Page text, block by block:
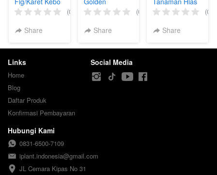
(0)
Share
(0)
Share
Gantung
(0)
Share
Links
Home
Blog
Daftar Produk
Konfirmasi Pembayaran
Social Media
Hubungi Kami
0831-6500-7109
iplant.indonesia@gmail.com
JL Cemara Kipas No 31